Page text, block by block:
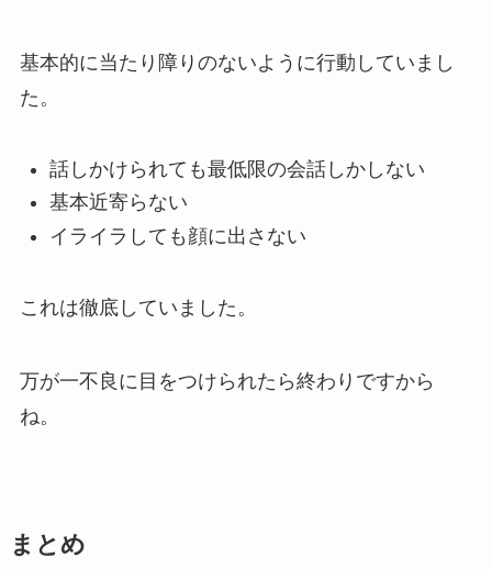
基本的に当たり障りのないように行動していまし
た。
話しかけられても最低限の会話しかしない
基本近寄らない
イライラしても顔に出さない
これは徹底していました。
万が一不良に目をつけられたら終わりですから
ね。
まとめ